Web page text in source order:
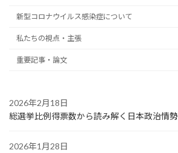
新型コロナウイルス感染症について
私たちの視点・主張
重要記事・論文
2026年2月18日
総選挙比例得票数から読み解く日本政治情勢
2026年1月28日